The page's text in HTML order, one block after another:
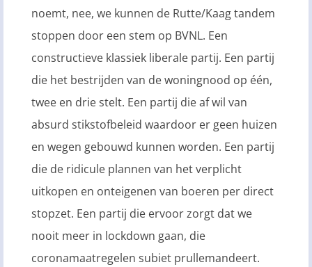
noemt, nee, we kunnen de Rutte/Kaag tandem
stoppen door een stem op BVNL. Een
constructieve klassiek liberale partij. Een partij
die het bestrijden van de woningnood op één,
twee en drie stelt. Een partij die af wil van
absurd stikstofbeleid waardoor er geen huizen
en wegen gebouwd kunnen worden. Een partij
die de ridicule plannen van het verplicht
uitkopen en onteigenen van boeren per direct
stopzet. Een partij die ervoor zorgt dat we
nooit meer in lockdown gaan, die
coronamaatregelen subiet prullemandeert.